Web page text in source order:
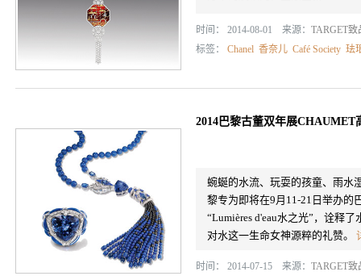
时间： 2014-08-01 来源： TARGET致
标签： Chanel 香奈儿 Café Society 珐
2014巴黎古董双年展CHAUMET
蜿蜒的水流、玩耍的孩童、雨水
黎专为即将在9月11-21日举办的
“Lumières d'eau水之光”，诠释
对水这一生命女神源粹的礼赞。
时间： 2014-07-15 来源： TARGET致